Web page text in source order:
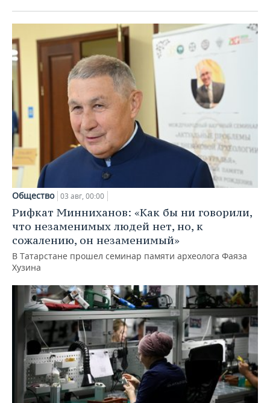
Общество 03 авг, 00:00
Рифкат Минниханов: «Как бы ни говорили,
что незаменимых людей нет, но, к
сожалению, он незаменимый»
В Татарстане прошел семинар памяти археолога Фаяза
Хузина